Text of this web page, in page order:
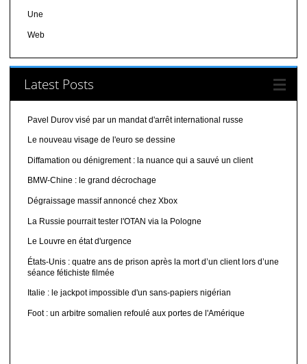
Une
Web
Latest Posts
Pavel Durov visé par un mandat d'arrêt international russe
Le nouveau visage de l'euro se dessine
Diffamation ou dénigrement : la nuance qui a sauvé un client
BMW-Chine : le grand décrochage
Dégraissage massif annoncé chez Xbox
La Russie pourrait tester l'OTAN via la Pologne
Le Louvre en état d'urgence
États-Unis : quatre ans de prison après la mort d’un client lors d’une
séance fétichiste filmée
Italie : le jackpot impossible d'un sans-papiers nigérian
Foot : un arbitre somalien refoulé aux portes de l'Amérique